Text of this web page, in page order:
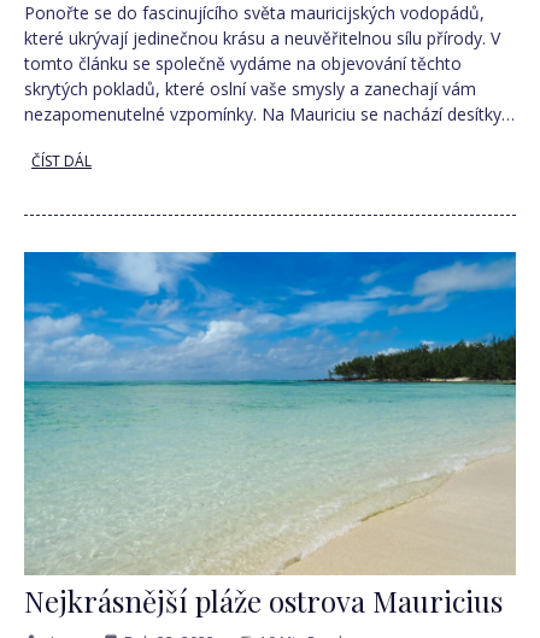
Ponořte se do fascinujícího světa mauricijských vodopádů,
které ukrývají jedinečnou krásu a neuvěřitelnou sílu přírody. V
tomto článku se společně vydáme na objevování těchto
skrytých pokladů, které oslní vaše smysly a zanechají vám
nezapomenutelné vzpomínky. Na Mauriciu se nachází desítky…
ČÍST DÁL
Nejkrásnější pláže ostrova Mauricius